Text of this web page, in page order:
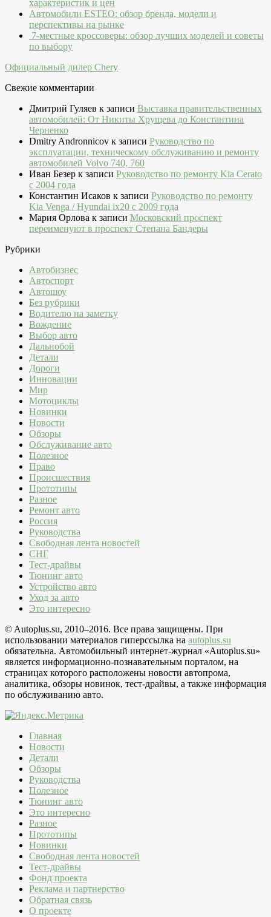
характеристик и цен
Автомобили ESTEO: обзор бренда, модели и
перспективы на рынке
7-местные кроссоверы: обзор лучших моделей и советы
по выбору
Официальный дилер Chery
Свежие комментарии
Дмитрий Гуляев к записи Выставка правительственных
автомобилей: От Никиты Хрущева до Константина
Черненко
Dmitry Andronnicov к записи Руководство по
эксплуатации, техническому обслуживанию и ремонту
автомобилей Volvo 740, 760
Иван Безер к записи Руководство по ремонту Kia Cerato
c 2004 года
Константин Исаков к записи Руководство по ремонту
Kia Venga / Hyundai ix20 c 2009 года
Мария Орлова к записи Московский проспект
переименуют в проспект Степана Бандеры
Рубрики
Автобизнес
Автоспорт
Автошоу
Без рубрики
Водителю на заметку
Вождение
Выбор авто
Дальнобой
Детали
Дороги
Инновации
Мир
Мотоциклы
Новинки
Новости
Обзоры
Обслуживание авто
Полезное
Право
Происшествия
Прототипы
Разное
Ремонт авто
Россия
Руководства
Свободная лента новостей
СНГ
Тест-драйвы
Тюнинг авто
Устройство авто
Уход за авто
Это интересно
© Autoplus.su, 2010–2016. Все права защищены. При
использовании материалов гиперссылка на autoplus.su
обязательна. Автомобильный интернет-журнал «Autoplus.su»
является информационно-познавательным порталом, на
страницах которого расположены новости автопрома,
аналитика, обзоры новинок, тест-драйвы, а также информация
по обслуживанию авто.
Главная
Новости
Детали
Обзоры
Руководства
Полезное
Тюнинг авто
Это интересно
Разное
Прототипы
Новинки
Свободная лента новостей
Тест-драйвы
Фонд проекта
Реклама и партнерство
Обратная связь
О проекте